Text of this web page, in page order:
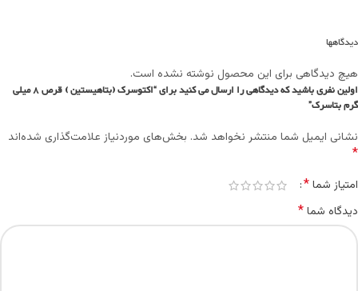
دیدگاهها
هیچ دیدگاهی برای این محصول نوشته نشده است.
اولین نفری باشید که دیدگاهی را ارسال می کنید برای “اکتوسرک (بتاهيستين ) قرص 8 میلی
گرم بتاسرک”
نشانی ایمیل شما منتشر نخواهد شد. بخش‌های موردنیاز علامت‌گذاری شده‌اند
*
امتیاز شما*
دیدگاه شما*